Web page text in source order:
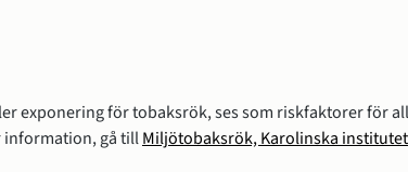
exponering för tobaksrök, ses som riskfaktorer för
gå tillMiljötobaksrök, Karolinska institutet